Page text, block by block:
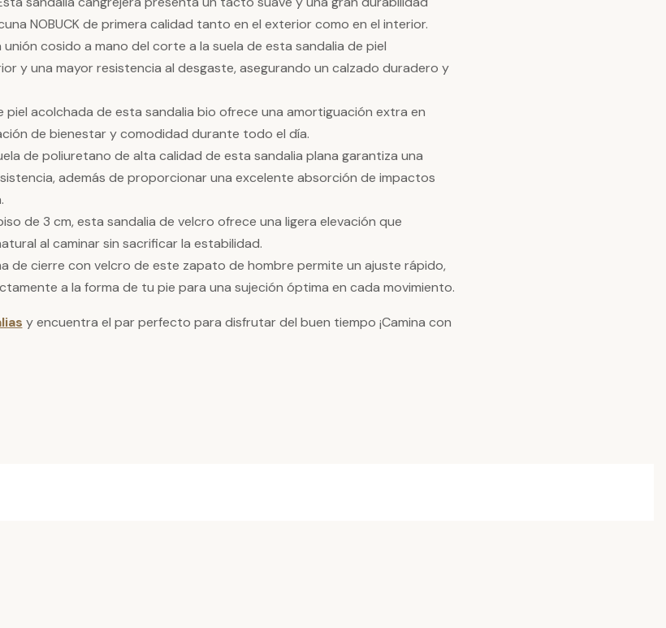
NOBUCK de primera calidad tanto en el exterior como en el interior.
cosido a mano del corte a la suela de esta sandalia de piel
y una mayor resistencia al desgaste, asegurando un calzado duradero y
piel acolchada de esta sandalia bio ofrece una amortiguación extra en
de bienestar y comodidad durante todo el día.
de poliuretano de alta calidad de esta sandalia plana garantiza una
además de proporcionar una excelente absorción de impactos
de 3 cm, esta sandalia de velcro ofrece una ligera elevación que
al caminar sin sacrificar la estabilidad.
de cierre con velcro de este zapato de hombre permite un ajuste rápido,
a la forma de tu pie para una sujeción óptima en cada movimiento.
y encuentra el par perfecto para disfrutar del buen tiempo ¡Camina con